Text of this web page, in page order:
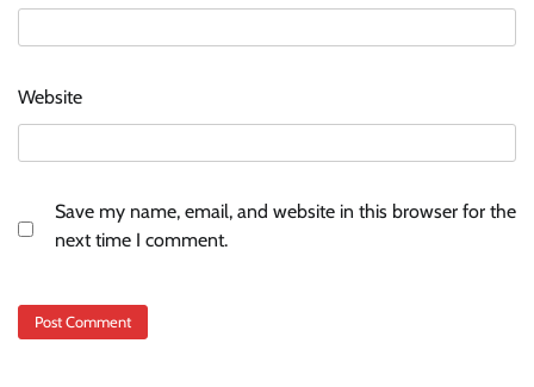
Website
Save my name, email, and website in this browser for the
next time I comment.